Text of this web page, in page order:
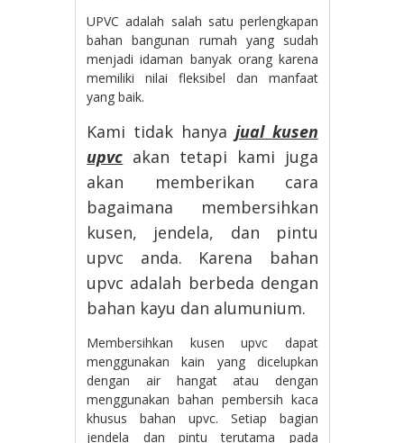
UPVC adalah salah satu perlengkapan
bahan bangunan rumah yang sudah
menjadi idaman banyak orang karena
memiliki nilai fleksibel dan manfaat
yang baik.
Kami tidak hanya jual kusen
upvc akan tetapi kami juga
akan memberikan cara
bagaimana membersihkan
kusen, jendela, dan pintu
upvc anda. Karena bahan
upvc adalah berbeda dengan
bahan kayu dan alumunium.
Membersihkan kusen upvc dapat
menggunakan kain yang dicelupkan
dengan air hangat atau dengan
menggunakan bahan pembersih kaca
khusus bahan upvc. Setiap bagian
jendela dan pintu terutama pada